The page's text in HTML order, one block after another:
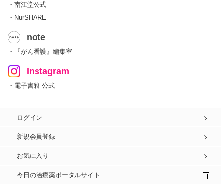
・南江堂公式
・NurSHARE
note
・『がん看護』編集室
Instagram
・電子書籍 公式
ログイン
新規会員登録
お気に入り
今日の治療薬ポータルサイト